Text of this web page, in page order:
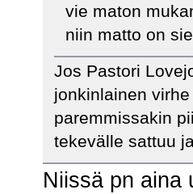
vie maton
niin matto on
Jos Pastori
jonkinlainen
paremmissakin
tekevälle sattuu
Niissä pn aina